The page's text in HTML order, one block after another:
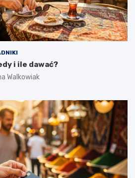
i ile dawać?
Walkowiak